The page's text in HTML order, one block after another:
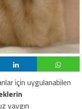
için uygulanabilen
yaygın